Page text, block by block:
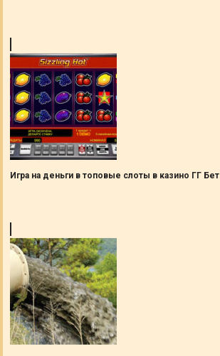
Игра на деньги в топовые слоты в казино ГГ Бет